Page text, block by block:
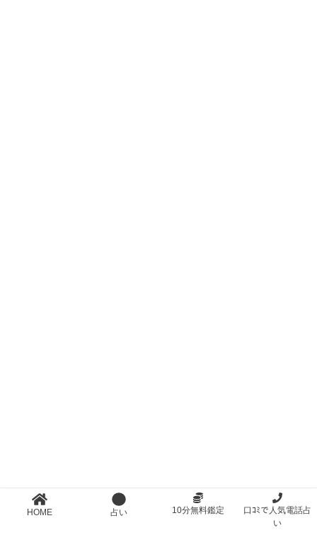
HOME 占い 10分無料鑑定
口ｺﾐで人気電話占
い